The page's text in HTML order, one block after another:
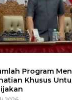
Program
Khusus